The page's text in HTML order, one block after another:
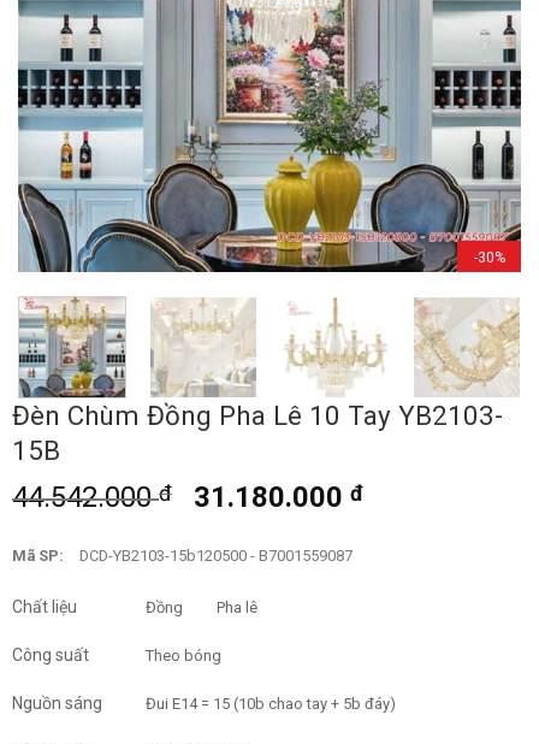
-30%
Đèn Chùm Đồng Pha Lê 10 Tay YB2103-
15B
44.542.000đ 31.180.000đ
Mã SP: DCD-YB2103-15b120500 - B7001559087
Chất liệu Đồng Pha lê
Công suất Theo bóng
Nguồn sáng Đui E14 = 15 (10b chao tay + 5b đáy)